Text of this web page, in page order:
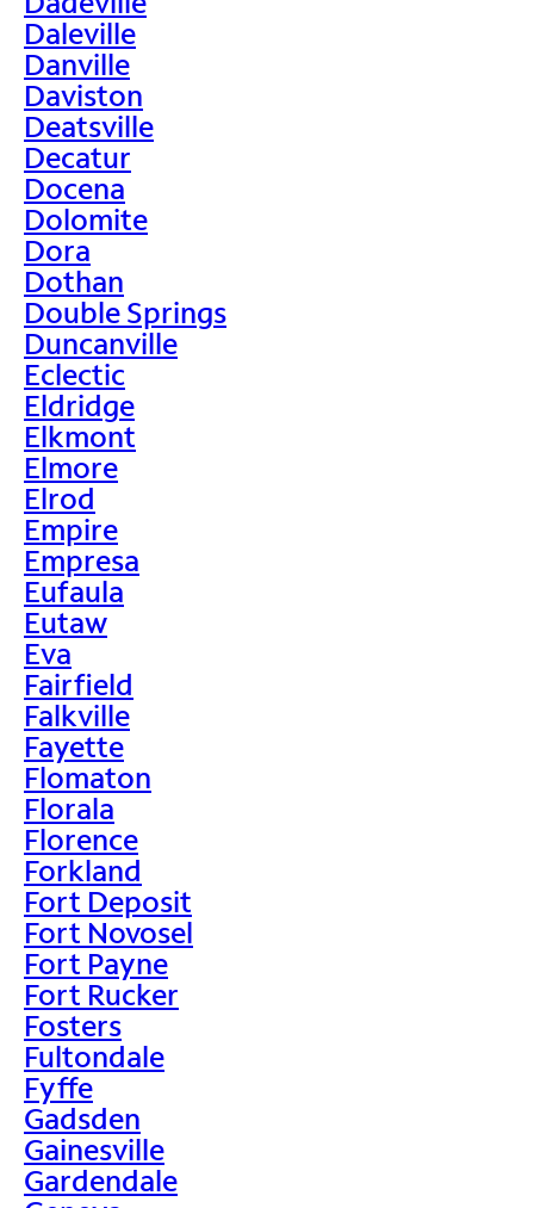
Daleville
Danville
Daviston
Deatsville
Decatur
Docena
Dolomite
Dora
Dothan
Double Springs
Duncanville
Eclectic
Eldridge
Elkmont
Elmore
Elrod
Empire
Empresa
Eufaula
Eutaw
Eva
Fairfield
Falkville
Fayette
Flomaton
Florala
Florence
Forkland
Fort Deposit
Fort Novosel
Fort Payne
Fort Rucker
Fosters
Fultondale
Fyffe
Gadsden
Gainesville
Gardendale